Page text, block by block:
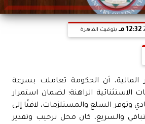
12:32 مـ بتوقيت القاهرة
المالية، أن الحكومة تعاملت بسرعة
الاستثنائية الراهنة؛ لضمان استمرار
وتوفر السلع والمستلزمات، لافتًا إلى
والسريع، كان محل ترحيب وتقدير